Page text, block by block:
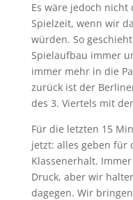
Es wäre jedoch
Spielzeit, wenn wir
würden. So
Spielaufbau immer
immer mehr in die
zurück ist der
des 3. Viertels mit
Für die letzten 15
jetzt: alles geben für
Klassenerhalt.
Druck, aber wir
dagegen. Wir